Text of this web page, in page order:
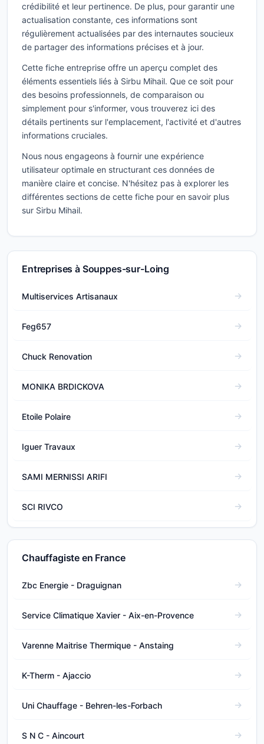
crédibilité et leur pertinence. De plus, pour garantir une
actualisation constante, ces informations sont
régulièrement actualisées par des internautes soucieux
de partager des informations précises et à jour.
Cette fiche entreprise offre un aperçu complet des
éléments essentiels liés à Sirbu Mihail. Que ce soit pour
des besoins professionnels, de comparaison ou
simplement pour s'informer, vous trouverez ici des
détails pertinents sur l'emplacement, l'activité et d'autres
informations cruciales.
Nous nous engageons à fournir une expérience
utilisateur optimale en structurant ces données de
manière claire et concise. N'hésitez pas à explorer les
différentes sections de cette fiche pour en savoir plus
sur Sirbu Mihail.
Entreprises à Souppes-sur-Loing
Multiservices Artisanaux
Feg657
Chuck Renovation
MONIKA BRDICKOVA
Etoile Polaire
Iguer Travaux
SAMI MERNISSI ARIFI
SCI RIVCO
Chauffagiste en France
Zbc Energie - Draguignan
Service Climatique Xavier - Aix-en-Provence
Varenne Maitrise Thermique - Anstaing
K-Therm - Ajaccio
Uni Chauffage - Behren-les-Forbach
S N C - Aincourt